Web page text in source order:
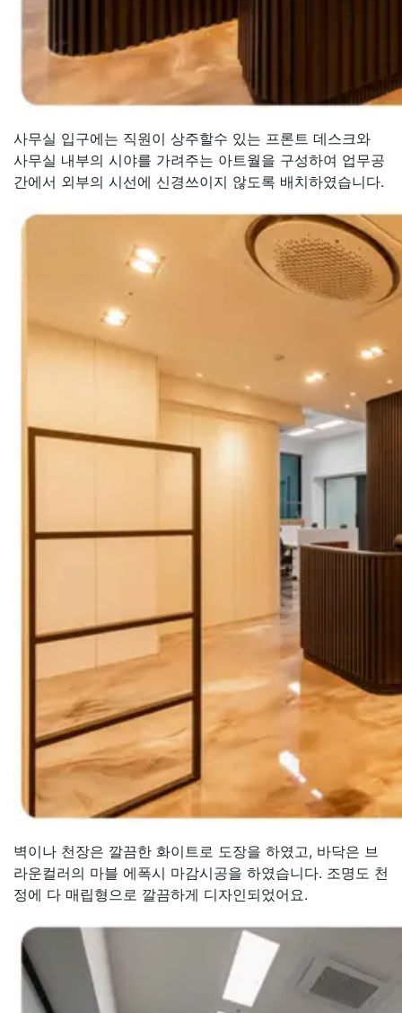
사무실 입구에는 직원이 상주할수 있는 프론트 데스크와
사무실 내부의 시야를 가려주는 아트월을 구성하여 업무공
간에서 외부의 시선에 신경쓰이지 않도록 배치하였습니다.
벽이나 천장은 깔끔한 화이트로 도장을 하였고, 바닥은 브
라운컬러의 마블 에폭시 마감시공을 하였습니다. 조명도 천
정에 다 매립형으로 깔끔하게 디자인되었어요.